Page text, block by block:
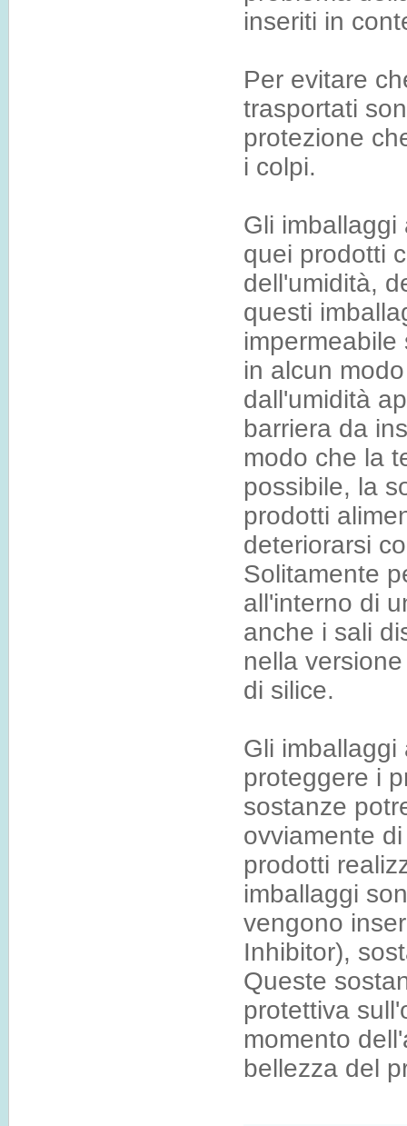
inseriti in
Per evitare
trasportati
protezione
i colpi.
Gli
quei prodotti
dell'umidità,
questi
in alcun
dall'umidità
barriera da
modo che la
possibile, la
prodotti
deteriorarsi
Solitamente
all'interno di
anche i sali
nella
di silice.
Gli imballaggi
proteggere i
sostanze
ovviamente
prodotti
imballaggi
vengono
Inhibitor),
Queste
protettiva
momento
bellezza del